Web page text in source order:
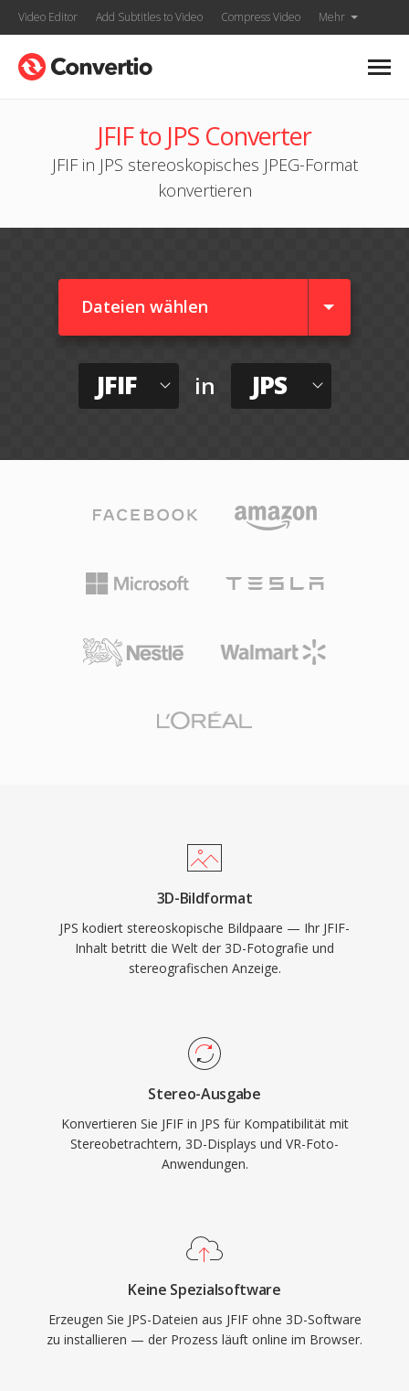
Video Editor Add Subtitles to Video Compress Video Mehr
JFIF to JPS Converter
JFIF in JPS stereoskopisches JPEG-Format
konvertieren
Dateien wählen
JFIF in JPS
3D-Bildformat
JPS kodiert stereoskopische Bildpaare — Ihr JFIF-
Inhalt betritt die Welt der 3D-Fotografie und
stereografischen Anzeige.
Stereo-Ausgabe
Konvertieren Sie JFIF in JPS für Kompatibilität mit
Stereobetrachtern, 3D-Displays und VR-Foto-
Anwendungen.
Keine Spezialsoftware
Erzeugen Sie JPS-Dateien aus JFIF ohne 3D-Software
zu installieren — der Prozess läuft online im Browser.